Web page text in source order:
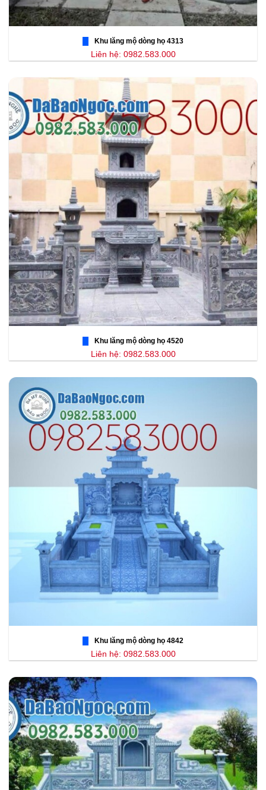
Khu lăng mộ dòng họ 4313
Liên hệ: 0982.583.000
Khu lăng mộ dòng họ 4520
Liên hệ: 0982.583.000
Khu lăng mộ dòng họ 4842
Liên hệ: 0982.583.000